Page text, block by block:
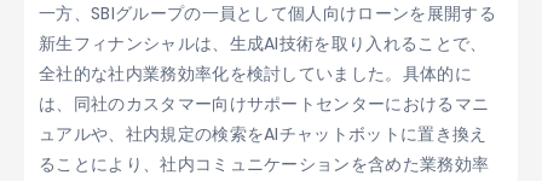
一方、SBIグループの一員として個人向けローンを展開する
新生フィナンシャルは、生成AI技術を取り入れることで、
全社的な社内業務効率化を検討していました。具体的に
は、同社のカスタマー向けサポートセンターにおけるマニ
ュアルや、社内規定の検索をAIチャットボットに置き換え
ることにより、社内コミュニケーションを含めた業務効率